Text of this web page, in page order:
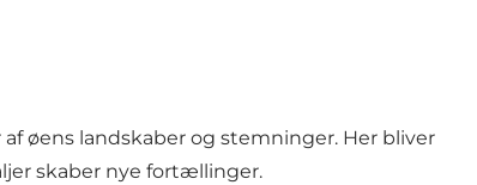
øens landskaber og stemninger. Her bliver
skaber nye fortællinger.